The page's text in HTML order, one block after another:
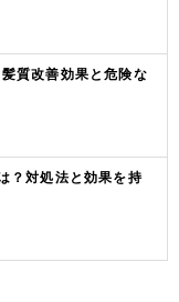
質改善効果と危険な
？対処法と効果を持